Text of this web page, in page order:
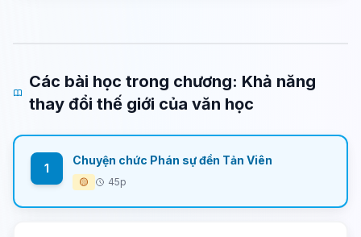
Các bài học trong chương: Khả năng
thay đổi thế giới của văn học
1
Chuyện chức Phán sự đền Tản Viên
🟡 45p